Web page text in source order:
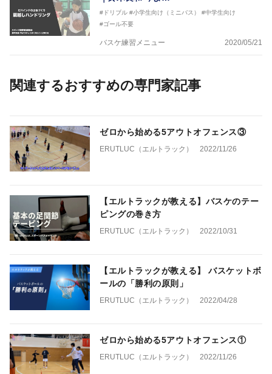
#ドリブル #小学生向け（ミニバス）
#中学生向け
#ゴール不要
バスケ練習メニュー 2020/05/21
関連するおすすめの専門家記事
ゼロから始める5アウトオフェンス③
ERUTLUC（エルトラック） 2022/11/26
【エルトラックが教える】バスケのテー
ピングの巻き方
ERUTLUC（エルトラック） 2022/10/31
【エルトラックが教える】 バスケットボ
ールの「勝利の原則」
ERUTLUC（エルトラック） 2022/04/28
ゼロから始める5アウトオフェンス①
ERUTLUC（エルトラック） 2022/11/26